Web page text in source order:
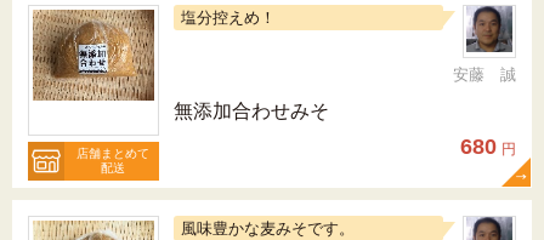
店舗まとめて
配送
塩分控えめ！
安藤 誠
無添加合わせみそ
680 円
風味豊かな麦みそです。